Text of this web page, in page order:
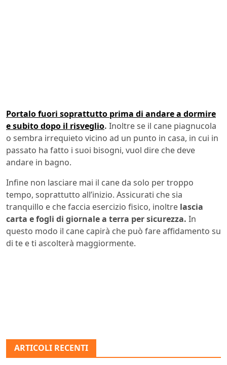
Portalo fuori soprattutto prima di andare a dormire
e subito dopo il risveglio. Inoltre se il cane piagnucola
o sembra irrequieto vicino ad un punto in casa, in cui in
passato ha fatto i suoi bisogni, vuol dire che deve
andare in bagno.
Infine non lasciare mai il cane da solo per troppo
tempo, soprattutto all’inizio. Assicurati che sia
tranquillo e che faccia esercizio fisico, inoltre lascia
carta e fogli di giornale a terra per sicurezza. In
questo modo il cane capirà che può fare affidamento su
di te e ti ascolterà maggiormente.
ARTICOLI RECENTI